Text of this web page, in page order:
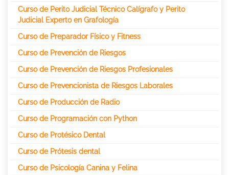
Curso de Perito Judicial Técnico Calígrafo y Perito
Judicial Experto en Grafología
Curso de Preparador Físico y Fitness
Curso de Prevención de Riesgos
Curso de Prevención de Riesgos Profesionales
Curso de Prevencionista de Riesgos Laborales
Curso de Producción de Radio
Curso de Programación con Python
Curso de Protésico Dental
Curso de Prótesis dental
Curso de Psicología Canina y Felina